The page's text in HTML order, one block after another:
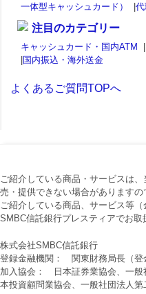
一体型キャッシュカード）
|
注目のカテゴリー
キャッシュカード・国内ATM |
|国内振込・海外送金
よくあるご質問TOPへ
ご紹介している商品・サービスは
売・提供できない場合がありますの
ご紹介している商品、サービス等
SMBC信託銀行プレスティアでお取
株式会社SMBC信託銀行
登録金融機関： 関東財務局長（登
加入協会： 日本証券業協会、一般
本投資顧問業協会、一般社団法人